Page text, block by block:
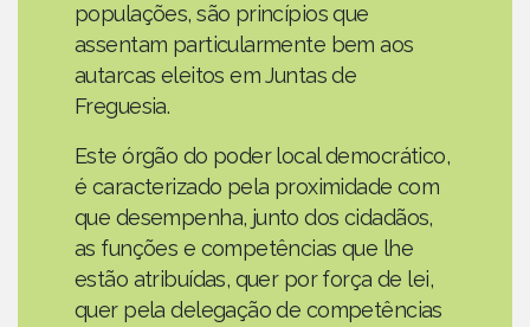
populações, são princípios que
assentam particularmente bem aos
autarcas eleitos em Juntas de
Freguesia.
Este órgão do poder local democrático,
é caracterizado pela proximidade com
que desempenha, junto dos cidadãos,
as funções e competências que lhe
estão atribuídas, quer por força de lei,
quer pela delegação de competências